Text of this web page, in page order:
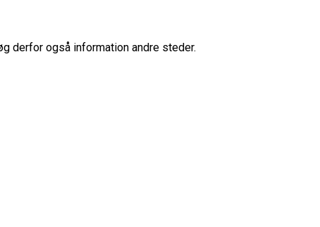
derfor også information andre steder.